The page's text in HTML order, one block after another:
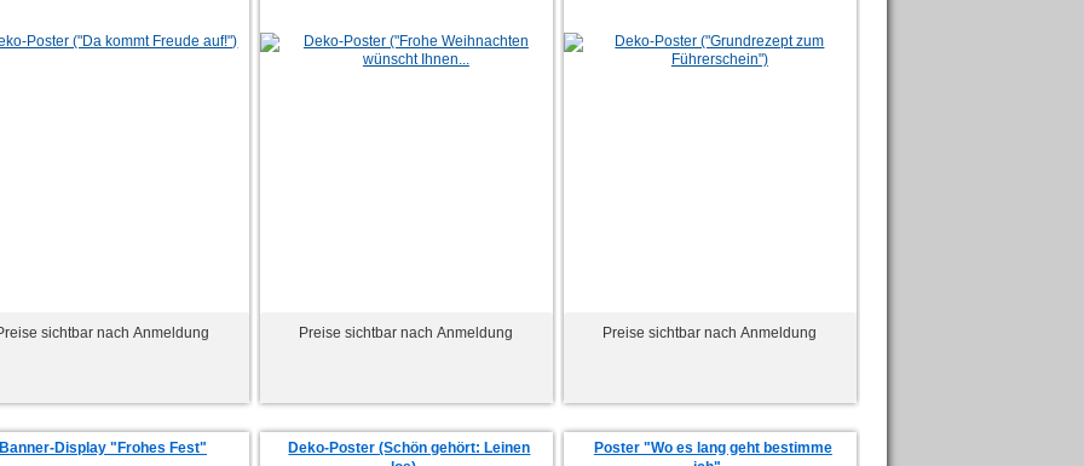
sichtbar nach Anmeldung Preise sichtbar nach Anmeldung Preise sichtbar nach Anmeldung
Display "Frohes Fest"
Deko-Poster (Schön gehört: Leinen
Poster "Wo es lang geht bestimme